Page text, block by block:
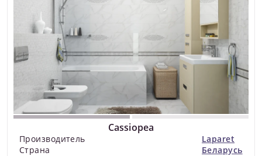
Cassiopea
Производитель
Laparet
Страна
Беларусь